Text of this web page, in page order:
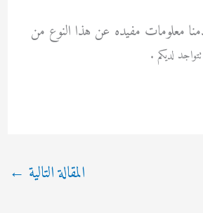
معلومات مفيده عن هذا النوع من
لديكم .
المقالة التالية ←